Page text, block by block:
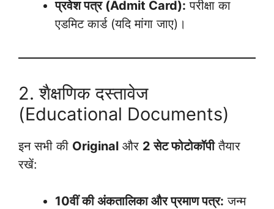
प्रवेश पत्र (Admit Card): परीक्षा का
एडमिट कार्ड (यदि मांगा जाए)।
2. शैक्षणिक दस्तावेज
(Educational Documents)
इन सभी की Original और 2 सेट फोटोकॉपीतैयार
रखें:
10वीं की अंकतालिका और प्रमाण पत्र: जन्म